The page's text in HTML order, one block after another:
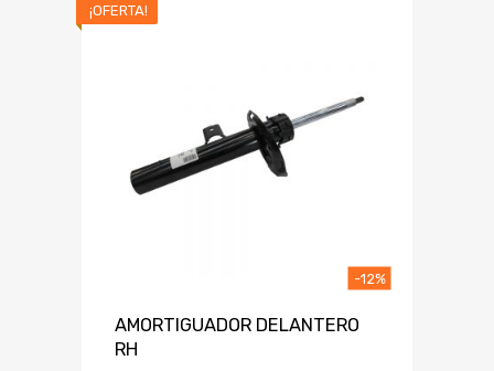
¡OFERTA!
AMORTIGUADOR DELANTERO
RH
-12%